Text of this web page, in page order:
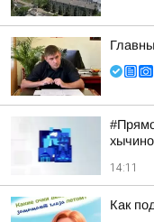
14:11
Как